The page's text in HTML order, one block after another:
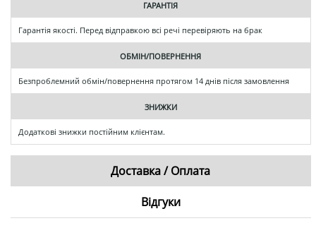
ГАРАНТІЯ
Гарантія якості. Перед відправкою всі речі перевіряють на брак
ОБМІН/ПОВЕРНЕННЯ
Безпроблемний обмін/повернення протягом 14 днів після замовлення
ЗНИЖКИ
Додаткові знижки постійним клієнтам.
Доставка / Оплата
Відгуки